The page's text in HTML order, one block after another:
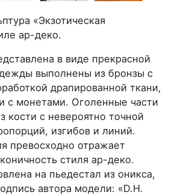
«Экзотическая
ар-деко.
в виде прекрасной
выполнены из бронзы с
драпированной ткани,
с монетами. Оголенные части
кости с невероятно точной
изгибов и линий.
превосходно отражает
стиля ар-деко.
на пьедестал из оникса,
автора модели: «D.H.